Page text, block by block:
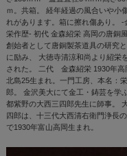
ｍ。共箱。 経年経過の風合いや小
れがあります。箱に擦れ傷あり。 -
栄作歴- 初代 金森紹栄 高岡の唐銅
創始者として唐銅製茶道具の研究
に励み、 大徳寺清涼和尚より紹栄
された。 二代 金森紹栄 1930年高
北島25生まれ。一門工房、本名：
郎。 金沢美大にて金工・鋳芸を学
都紫野の大西三四郎先生に師事。
四郎は、十三代大西清右衛門浄長
で1930年富山高岡生まれ。